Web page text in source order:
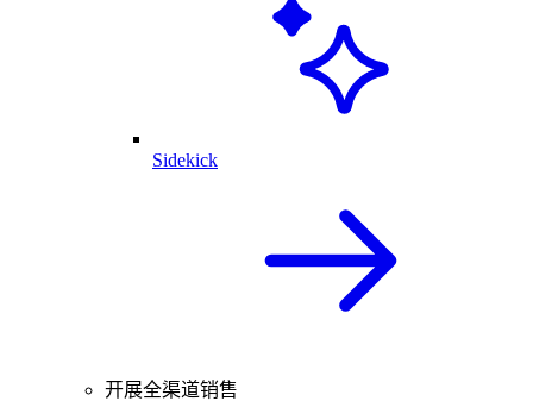
Sidekick
开展全渠道销售